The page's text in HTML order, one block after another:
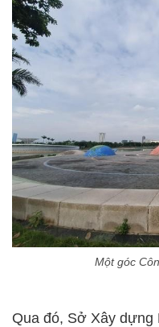
Một góc
Qua đó, Sở Xây dựng